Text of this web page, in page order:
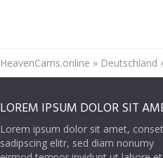
HeavenCams.online » Deutschland
LOREM IPSUM DOLOR SIT
Lorem ipsum dolor sit amet,
sadipscing elitr, sed diam nonumy